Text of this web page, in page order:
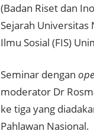
(Badan Riset dan
Sejarah Universitas
Ilmu Sosial (FIS)
Seminar dengan
moderator Dr
ke tiga yang
Pahlawan Nasional.